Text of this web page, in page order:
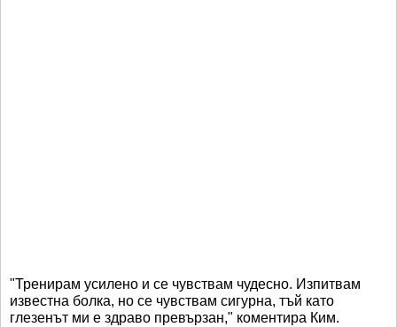
"Тренирам усилено и се чувствам чудесно. Изпитвам
известна болка, но се чувствам сигурна, тъй като
глезенът ми е здраво превързан," коментира Ким.